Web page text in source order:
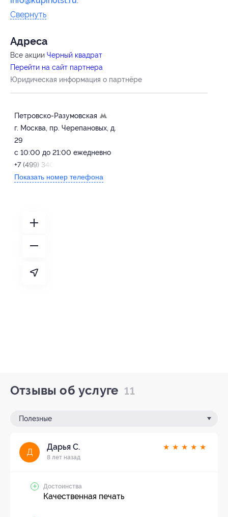
Свернуть
Адресa
Все акции Черный квадрат
Перейти на сайт партнера
Юридическая информация о партнёре
Петровско-Разумовская
г. Москва, пр. Черепановых, д.
29
с 10:00 до 21:00 ежедневно
+7 (499) 340-13-42
Показать номер телефона
Отзывы об услуге 11
Полезные
Д
Дарья С.
8 лет назад
★ ★ ★ ★ ★
Достоинства
Качественная печать